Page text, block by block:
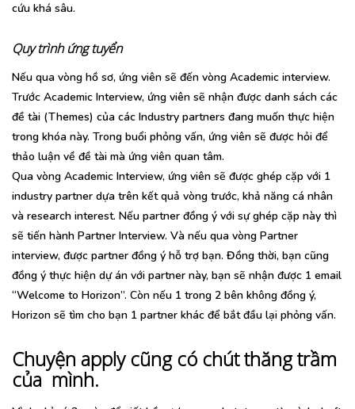
cứu khá sâu.
Quy trình ứng tuyển
Nếu qua vòng hồ sơ, ứng viên sẽ đến vòng Academic interview.
Trước Academic Interview, ứng viên sẽ nhận được danh sách các
đề tài (Themes) của các Industry partners đang muốn thực hiện
trong khóa này. Trong buổi phỏng vấn, ứng viên sẽ được hỏi để
thảo luận về đề tài mà ứng viên quan tâm.
Qua vòng Academic Interview, ứng viên sẽ được ghép cặp với 1
industry partner dựa trên kết quả vòng trước, khả năng cá nhân
và research interest. Nếu partner đồng ý với sự ghép cặp này thì
sẽ tiến hành Partner Interview. Và nếu qua vòng Partner
interview, được partner đồng ý hỗ trợ bạn. Đồng thời, bạn cũng
đồng ý thực hiện dự án với partner này, bạn sẽ nhận được 1 email
“Welcome to Horizon”. Còn nếu 1 trong 2 bên không đồng ý,
Horizon sẽ tìm cho bạn 1 partner khác để bắt đầu lại phỏng vấn.
Chuyện apply cũng có chút thăng trầm
của mình.